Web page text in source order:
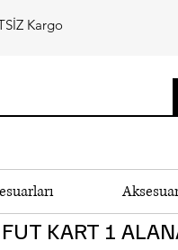
Kargo